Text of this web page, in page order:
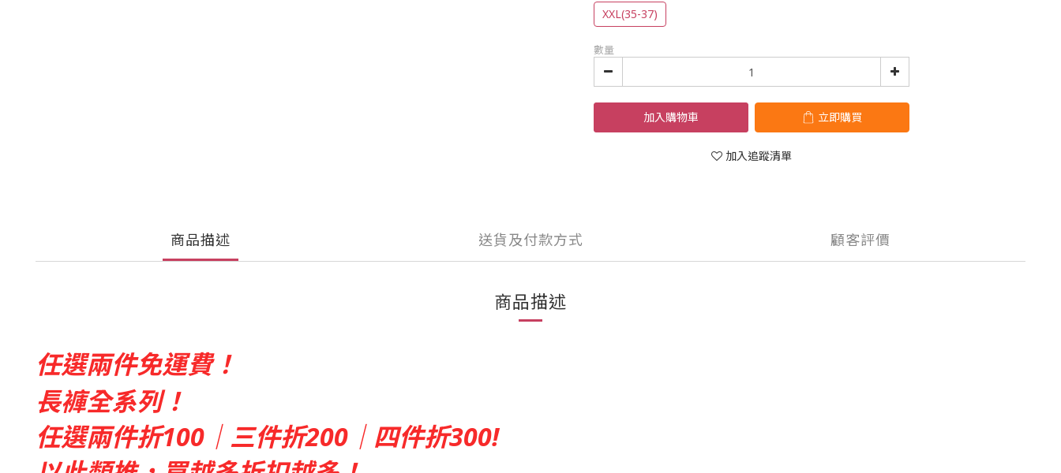
XXL(35-37)
數量
加入購物車 立即購買
加入追蹤清單
商品描述 送貨及付款方式 顧客評價
商品描述
任選兩件免運費！
長褲全系列！
任選兩件折100｜三件折200｜四件折300!